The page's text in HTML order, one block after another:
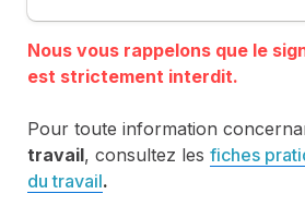
Nous vous rappelons que le
Pour toute information
travail, consultez les fiches
du travail